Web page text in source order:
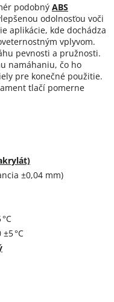
podobný ABS
odolnosťou voči
aplikácie, kde dochádza
vplyvom.
pevnosti a pružnosti.
namáhaniu, čo ho
pre konečné použitie.
tlačí pomerne
±0,04 mm)
±5 °C